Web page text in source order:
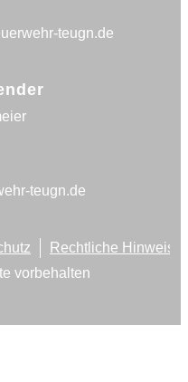
teugn.de
teugn.de
vorbehalten
Rechtliche Hinweise